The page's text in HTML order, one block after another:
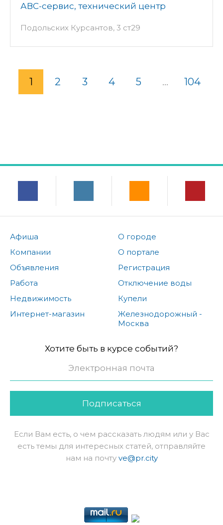
АВС-сервис, технический центр
Подольских Курсантов, 3 ст29
1 2 3 4 5 ... 104
Афиша
Компании
Объявления
Работа
Недвижимость
Интернет-магазин
О городе
О портале
Регистрация
Отключение воды
Купели
Железнодорожный -
Москва
Хотите быть в курсе событий?
Подписаться
Если Вам есть, о чем рассказать людям или у Вас
есть темы для интересных статей, отправляйте
нам на почту ve@pr.city